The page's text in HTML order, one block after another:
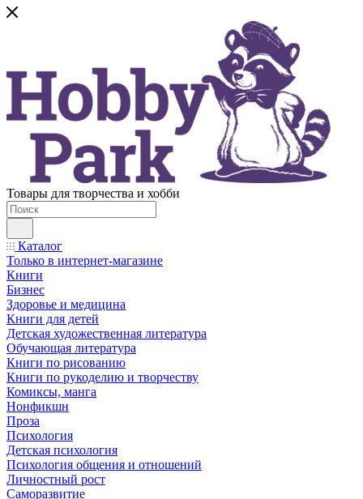
Товары для творчества и хобби
Каталог
Только в интернет-магазине
Книги
Бизнес
Здоровье и медицина
Книги для детей
Детская художественная литература
Обучающая литература
Книги по рисованию
Книги по рукоделию и творчеству
Комиксы, манга
Нонфикшн
Проза
Психология
Детская психология
Психология общения и отношений
Личностный рост
Саморазвитие